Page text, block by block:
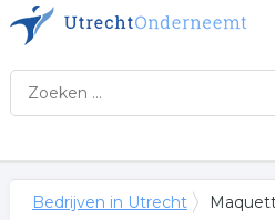
Bedrijven in Utrecht